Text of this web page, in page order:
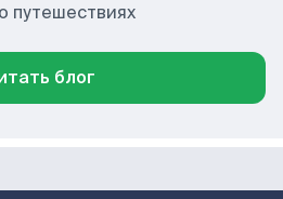
путешествиях
блог